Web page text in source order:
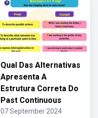
Qual Das Alternativas
Apresenta A
Estrutura Correta Do
Past Continuous
07 September 2024